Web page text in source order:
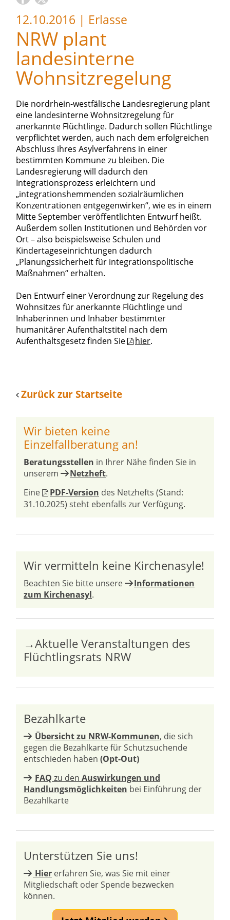
12.10.2016 | Erlasse
NRW plant
landesinterne
Wohnsitzregelung
Die nordrhein-westfälische Landesregierung plant
eine landesinterne Wohnsitzregelung für
anerkannte Flüchtlinge. Dadurch sollen Flüchtlinge
verpflichtet werden, auch nach dem erfolgreichen
Abschluss ihres Asylverfahrens in einer
bestimmten Kommune zu bleiben. Die
Landesregierung will dadurch den
Integrationsprozess erleichtern und
„integrationshemmenden sozialräumlichen
Konzentrationen entgegenwirken“, wie es in einem
Mitte September veröffentlichten Entwurf heißt.
Außerdem sollen Institutionen und Behörden vor
Ort – also beispielsweise Schulen und
Kindertageseinrichtungen dadurch
„Planungssicherheit für integrationspolitische
Maßnahmen“ erhalten.
Den Entwurf einer Verordnung zur Regelung des
Wohnsitzes für anerkannte Flüchtlinge und
Inhaberinnen und Inhaber bestimmter
humanitärer Aufenthaltstitel nach dem
Aufenthaltsgesetz finden Sie
hier.
Zurück zur Startseite
Wir bieten keine
Einzelfallberatung an!
Beratungsstellen in Ihrer Nähe finden Sie in
unserem
Netzheft.
Eine
PDF-Version des Netzhefts (Stand:
31.10.2025) steht ebenfalls zur Verfügung.
Wir vermitteln keine Kirchenasyle!
Beachten Sie bitte unsere
Informationen
zum Kirchenasyl.
→Aktuelle Veranstaltungen des
Flüchtlingsrats NRW
Bezahlkarte
Übersicht zu NRW-Kommunen, die sich
gegen die Bezahlkarte für Schutzsuchende
entschieden haben (Opt-Out)
FAQ zu den Auswirkungen und
Handlungsmöglichkeiten bei Einführung der
Bezahlkarte
Unterstützen Sie uns!
Hier erfahren Sie, was Sie mit einer
Mitgliedschaft oder Spende bezwecken
können.